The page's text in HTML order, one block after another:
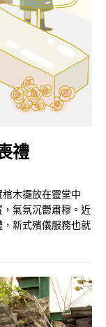
禮
木擺放在靈堂中
氣氛沉鬱肅穆。近
新式殯儀服務也就